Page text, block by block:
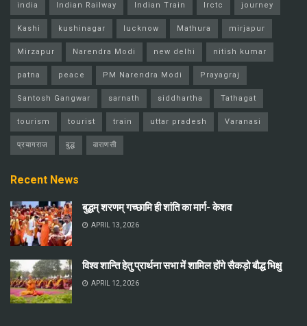
india Indian Railway Indian Train Irctc journey
Kashi kushinagar lucknow Mathura mirjapur
Mirzapur Narendra Modi new delhi nitish kumar
patna peace PM Narendra Modi Prayagraj
Santosh Gangwar sarnath siddhartha Tathagat
tourism tourist train uttar pradesh Varanasi
प्रयागराज बुद्ध वाराणसी
Recent News
बुद्धम् शरणम् गच्छामि ही शांति का मार्ग- केशव
APRIL 13, 2026
विश्व शान्ति हेतु प्रार्थना सभा में शामिल होंगे सैकड़ो बौद्ध भिक्षु
APRIL 12, 2026